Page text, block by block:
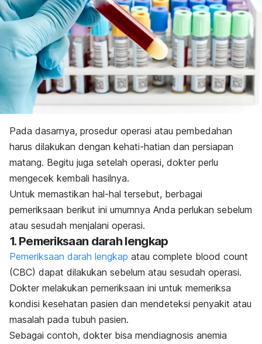
Pada dasarnya, prosedur operasi atau pembedahan
harus dilakukan dengan kehati-hatian dan persiapan
matang. Begitu juga setelah operasi, dokter perlu
mengecek kembali hasilnya.
Untuk memastikan hal-hal tersebut, berbagai
pemeriksaan berikut ini umumnya Anda perlukan sebelum
atau sesudah menjalani operasi.
1. Pemeriksaan darah lengkap
Pemeriksaan darah lengkap atau complete blood count
(CBC) dapat dilakukan sebelum atau sesudah operasi.
Dokter melakukan pemeriksaan ini untuk memeriksa
kondisi kesehatan pasien dan mendeteksi penyakit atau
masalah pada tubuh pasien.
Sebagai contoh, dokter bisa mendiagnosis anemia